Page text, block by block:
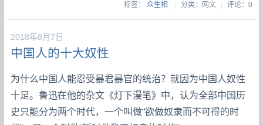
标签： 众生相 分类：网文| 评论：0
2018年8月7日
中国人的十大奴性
为什么中国人能忍受暴君暴官的统治？就因为中国人奴性
十足。鲁迅在他的杂文《灯下漫笔》中，认为全部中国历
史只能分为两个时代，一个叫做“欲做奴隶而不可得的时